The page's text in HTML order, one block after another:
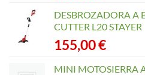
DESBROZADORA A
CUTTER L20 STAYER
155,00€
MINI MOTOSIERRA